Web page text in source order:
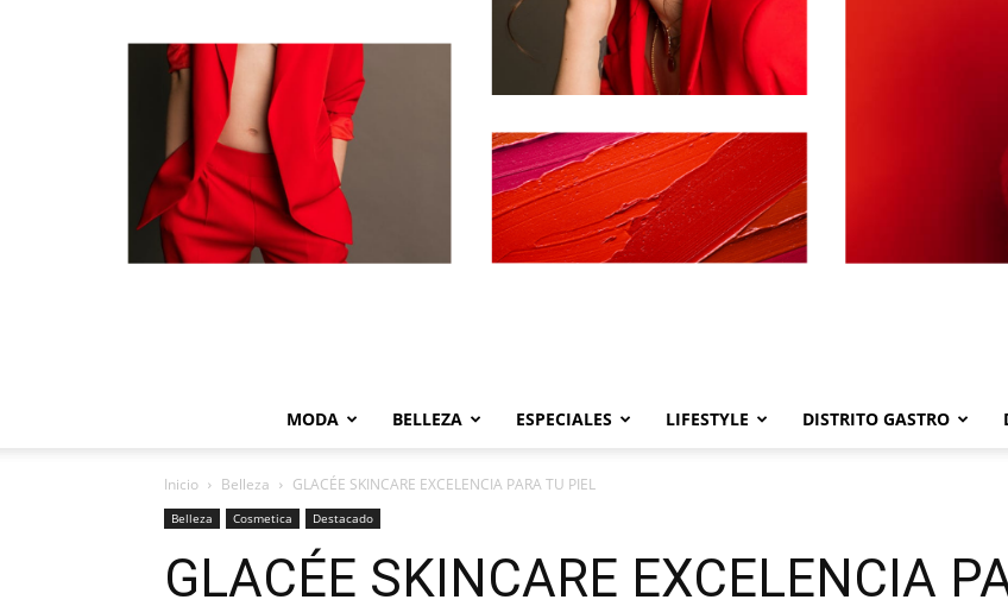
MODA BELLEZA ESPECIALES LIFESTYLE DISTRITO GASTRO
Inicio Belleza GLACÉE SKINCARE EXCELENCIA PARA TU PIEL
Belleza Cosmetica Destacado
GLACÉE SKINCARE EXCELENCIA